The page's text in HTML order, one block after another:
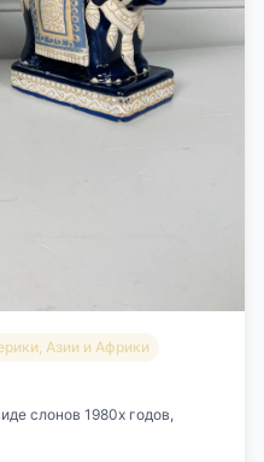
Азии и Африки
слонов 1980х годов,